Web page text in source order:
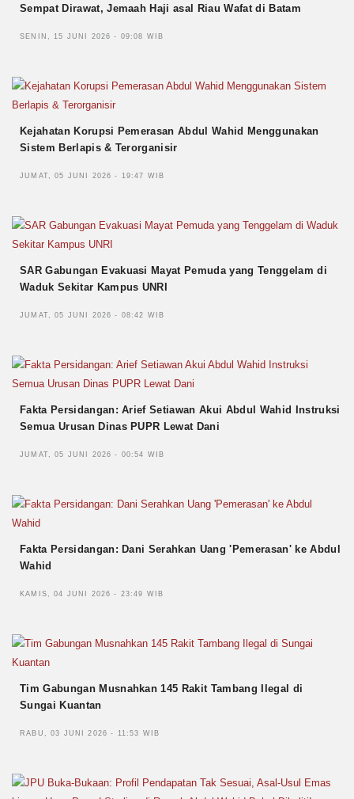
Sempat Dirawat, Jemaah Haji asal Riau Wafat di Batam
SENIN, 15 JUNI 2026 - 09:08 WIB
Kejahatan Korupsi Pemerasan Abdul Wahid Menggunakan
Sistem Berlapis & Terorganisir
JUMAT, 05 JUNI 2026 - 19:47 WIB
SAR Gabungan Evakuasi Mayat Pemuda yang Tenggelam di
Waduk Sekitar Kampus UNRI
JUMAT, 05 JUNI 2026 - 08:42 WIB
Fakta Persidangan: Arief Setiawan Akui Abdul Wahid Instruksi
Semua Urusan Dinas PUPR Lewat Dani
JUMAT, 05 JUNI 2026 - 00:54 WIB
Fakta Persidangan: Dani Serahkan Uang 'Pemerasan' ke Abdul
Wahid
KAMIS, 04 JUNI 2026 - 23:49 WIB
Tim Gabungan Musnahkan 145 Rakit Tambang Ilegal di
Sungai Kuantan
RABU, 03 JUNI 2026 - 11:53 WIB